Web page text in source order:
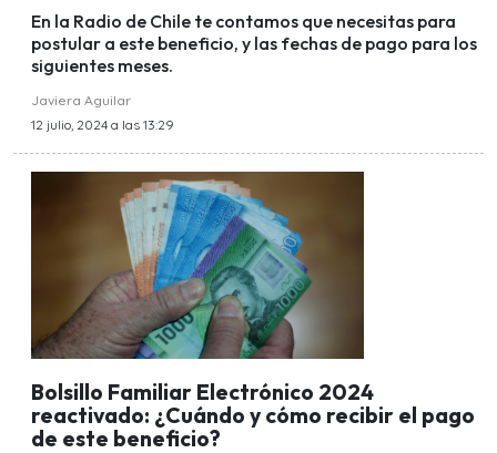
En la Radio de Chile te contamos que necesitas para
postular a este beneficio, y las fechas de pago para los
siguientes meses.
Javiera Aguilar
12 julio, 2024 a las 13:29
Bolsillo Familiar Electrónico 2024
reactivado: ¿Cuándo y cómo recibir el pago
de este beneficio?